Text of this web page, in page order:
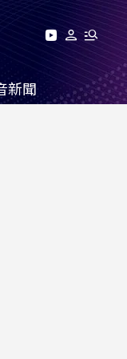
新聞